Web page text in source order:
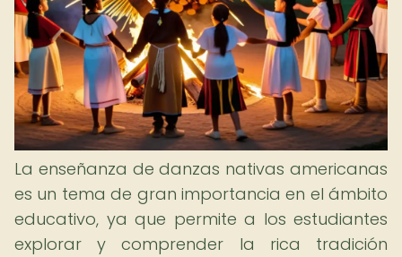
La enseñanza de danzas nativas americanas
es un tema de gran importancia en el ámbito
educativo, ya que permite a los estudiantes
explorar y comprender la rica tradición